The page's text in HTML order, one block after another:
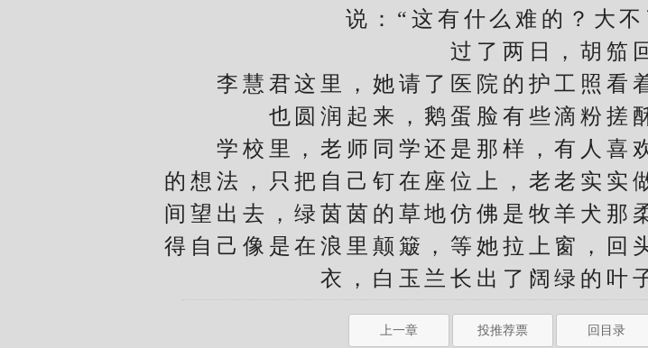
说：“这有什么难的？大
过了两日，胡笳回
李慧君这里，她请了医院的护工照看
也圆润起来，鹅蛋脸有些滴粉搓
学校里，老师同学还是那样，有人喜
的想法，只把自己钉在座位上，老老实实
间望出去，绿茵茵的草地仿佛是牧羊犬那
得自己像是在浪里颠簸，等她拉上窗，回
衣，白玉兰长出了阔绿的叶
上一章 投推荐票 回目录